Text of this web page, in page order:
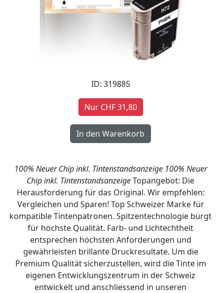
ID: 319885
Nur CHF 31,80
100% Neuer Chip inkl. Tintenstandsanzeige 100% Neuer
Chip inkl. TintenstandsanzeigeTopangebot: Die
Herausforderung für das Original. Wir empfehlen:
Vergleichen und Sparen! Top Schweizer Marke für
kompatible Tintenpatronen. Spitzentechnologie bürgt
für höchste Qualität. Farb- und Lichtechtheit
entsprechen höchsten Anforderungen und
gewährleisten brillante Druckresultate. Um die
Premium Qualität sicherzustellen, wird die Tinte im
eigenen Entwicklungszentrum in der Schweiz
entwickelt und anschliessend in unseren